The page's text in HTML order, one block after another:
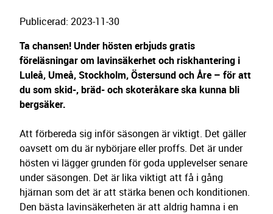
Publicerad: 2023-11-30
Ta chansen! Under hösten erbjuds gratis
föreläsningar om lavinsäkerhet och riskhantering i
Luleå, Umeå, Stockholm, Östersund och Åre – för att
du som skid-, bräd- och skoteråkare ska kunna bli
bergsäker.
Att förbereda sig inför säsongen är viktigt. Det gäller
oavsett om du är nybörjare eller proffs. Det är under
hösten vi lägger grunden för goda upplevelser senare
under säsongen. Det är lika viktigt att få i gång
hjärnan som det är att stärka benen och konditionen.
Den bästa lavinsäkerheten är att aldrig hamna i en